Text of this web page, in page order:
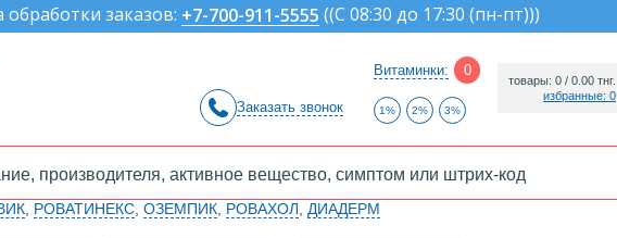
обработки заказов: +7-700-911-5555 ((С 08:30 до 17:30 (пн-пт)))
Заказать звонок
Витаминки: 0
1% 2% 3%
товары: 0 / 0.00 тнг.
избранные: 0
РОВАТИНЕКС ОЗЕМПИК РОВАХОЛ ДИАДЕРМ